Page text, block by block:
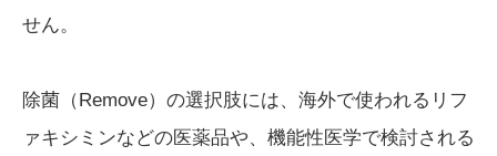
せん。
除菌（Remove）の選択肢には、海外で使われるリフ
ァキシミンなどの医薬品や、機能性医学で検討される